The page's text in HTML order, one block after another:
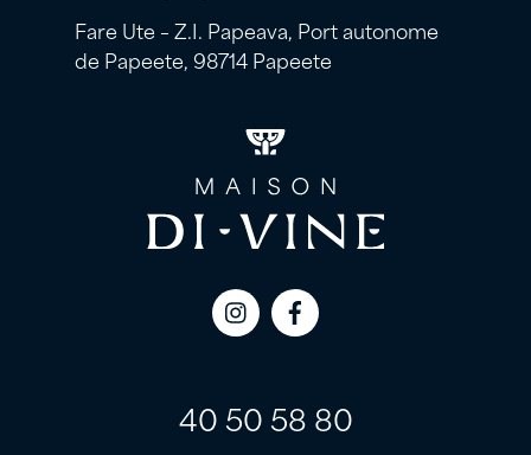
Fare Ute – Z.I. Papeava, Port autonome
de Papeete, 98714 Papeete
Icon
Icon
40 50 58 80